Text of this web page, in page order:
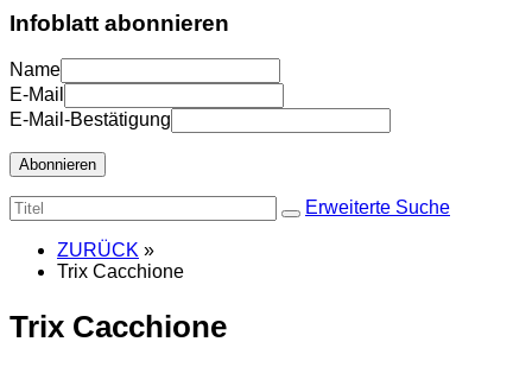
Infoblatt abonnieren
Name
E-Mail
E-Mail-Bestätigung
Abonnieren
Erweiterte Suche
ZURÜCK »
Trix Cacchione
Trix Cacchione